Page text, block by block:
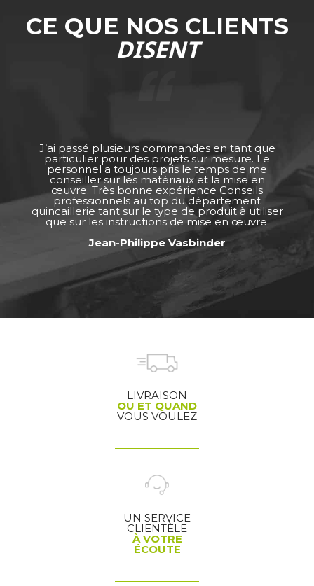
CE QUE NOS CLIENTS
DISENT
J’ai passé plusieurs commandes en tant que
particulier pour des projets sur mesure. Le
personnel a toujours pris le temps de me
conseiller sur les matériaux et la mise en
œuvre. Très bonne expérience Conseils
professionnels au top du département
quincaillerie tant sur le type de produit à utiliser
que sur les instructions de mise en œuvre.
Jean-Philippe Vasbinder
LIVRAISON
OU ET QUAND
VOUS VOULEZ
UN SERVICE
CLIENTÈLE
À VOTRE
ÉCOUTE